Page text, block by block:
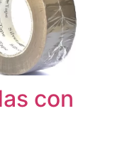
con